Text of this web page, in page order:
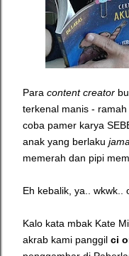
Para content creator
terkenal manis -
coba pamer karya
anak yang berlaku
memerah dan pipi
Eh kebalik, ya.. wkwk..
Kalo kata mbak Kate
akrab kami panggil ci